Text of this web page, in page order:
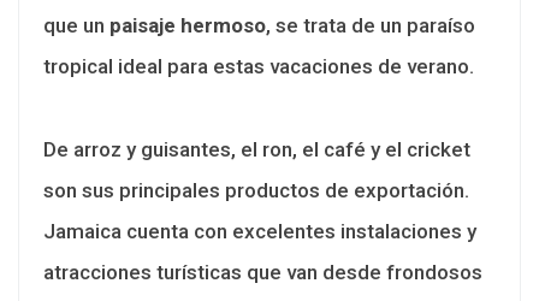
que un paisaje hermoso, se trata de un paraíso
tropical ideal para estas vacaciones de verano.
De arroz y guisantes, el ron, el café y el cricket
son sus principales productos de exportación.
Jamaica cuenta con excelentes instalaciones y
atracciones turísticas que van desde frondosos